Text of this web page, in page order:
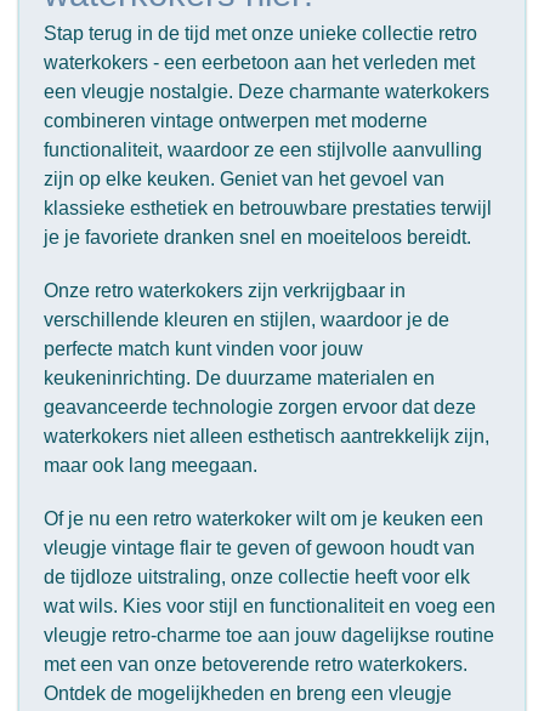
Stap terug in de tijd met onze unieke collectie retro
waterkokers - een eerbetoon aan het verleden met
een vleugje nostalgie. Deze charmante waterkokers
combineren vintage ontwerpen met moderne
functionaliteit, waardoor ze een stijlvolle aanvulling
zijn op elke keuken. Geniet van het gevoel van
klassieke esthetiek en betrouwbare prestaties terwijl
je je favoriete dranken snel en moeiteloos bereidt.
Onze retro waterkokers zijn verkrijgbaar in
verschillende kleuren en stijlen, waardoor je de
perfecte match kunt vinden voor jouw
keukeninrichting. De duurzame materialen en
geavanceerde technologie zorgen ervoor dat deze
waterkokers niet alleen esthetisch aantrekkelijk zijn,
maar ook lang meegaan.
Of je nu een retro waterkoker wilt om je keuken een
vleugje vintage flair te geven of gewoon houdt van
de tijdloze uitstraling, onze collectie heeft voor elk
wat wils. Kies voor stijl en functionaliteit en voeg een
vleugje retro-charme toe aan jouw dagelijkse routine
met een van onze betoverende retro waterkokers.
Ontdek de mogelijkheden en breng een vleugje